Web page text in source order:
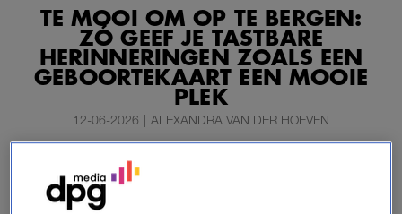
TE MOOI OM OP TE BERGEN:
ZÓ GEEF JE TASTBARE
HERINNERINGEN ZOALS EEN
GEBOORTEKAART EEN MOOIE
PLEK
12-06-2026 | ALEXANDRA VAN DER HOEVEN
Van geboortekaarten tot de eerste melktanden en van
een mooi boeket tot de eerste tekening: als ouder
bewaar je nogal wat tastbare aandenkens aan de